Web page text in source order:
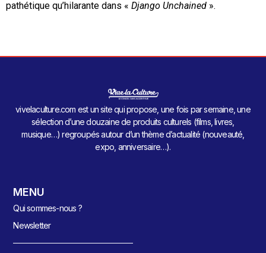
pathétique qu’hilarante dans « Django Unchained ».
vivelaculture.com est un site qui propose, une fois par semaine, une
sélection d’une douzaine de produits culturels (films, livres,
musique…) regroupés autour d’un thème d’actualité (nouveauté,
expo, anniversaire…).
MENU
Qui sommes-nous ?
Newsletter